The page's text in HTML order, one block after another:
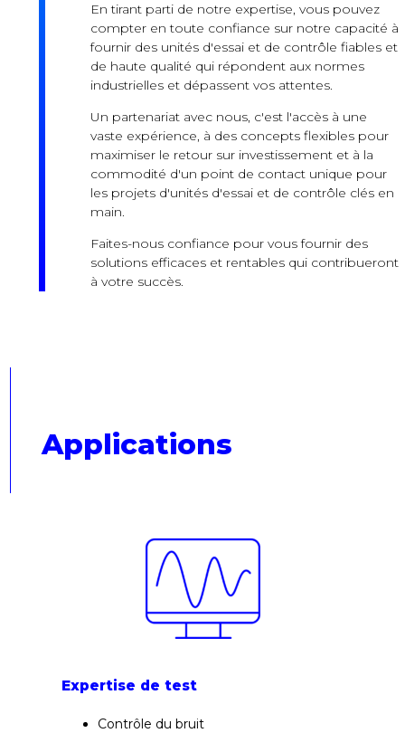
En tirant parti de notre expertise, vous pouvez
compter en toute confiance sur notre capacité à
fournir des unités d'essai et de contrôle fiables et
de haute qualité qui répondent aux normes
industrielles et dépassent vos attentes.
Un partenariat avec nous, c'est l'accès à une
vaste expérience, à des concepts flexibles pour
maximiser le retour sur investissement et à la
commodité d'un point de contact unique pour
les projets d'unités d'essai et de contrôle clés en
main.
Faites-nous confiance pour vous fournir des
solutions efficaces et rentables qui contribueront
à votre succès.
Applications
Expertise de test
Contrôle du bruit